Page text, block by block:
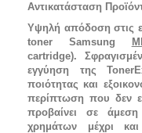
Αντικατάσταση
Υψηλή απόδοση στις
toner Samsung
cartridge).
εγγύηση της
ποιότητας και
περίπτωση που δεν
προβαίνει σε
χρημάτων μέχρι